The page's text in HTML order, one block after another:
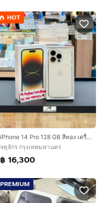
HOT
iPhone 14 Pro 128 GB สีทอง เครื่องสวยมาก
จตุจักร กรุงเทพมหานคร
฿ 16,300
PREMIUM